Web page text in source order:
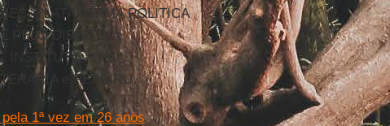
PLATAFORMA POLÍTICA
PELO DIREITO À
INSTITUTO
e PEABIRU.
1ª vez em 26 anos